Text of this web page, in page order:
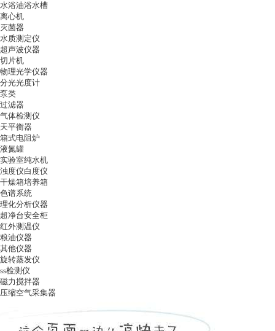
水浴油浴水槽
离心机
灭菌器
水质测定仪
超声波仪器
切片机
物理光学仪器
分光光度计
泵类
过滤器
气体检测仪
天平衡器
箱式电阻炉
液氮罐
实验室纯水机
浊度仪白度仪
干燥箱培养箱
色谱系统
理化分析仪器
超净台安全柜
红外测温仪
粮油仪器
其他仪器
旋转蒸发仪
ss检测仪
磁力搅拌器
压缩空气采集器